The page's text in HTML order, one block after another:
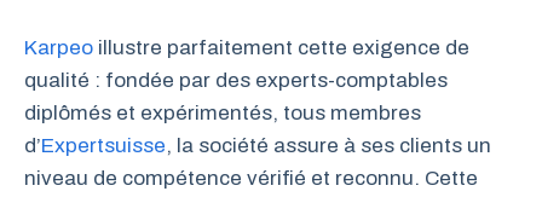
Karpeo illustre parfaitement cette exigence de
qualité : fondée par des experts-comptables
diplômés et expérimentés, tous membres
d’Expertsuisse, la société assure à ses clients un
niveau de compétence vérifié et reconnu. Cette